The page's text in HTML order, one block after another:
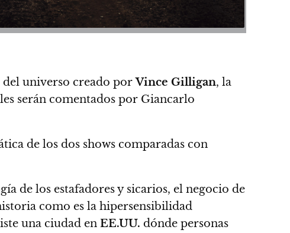
del universo creado porVince Gilligan, la
serán comentados por Giancarlo
de los dos shows comparadas con
de los estafadores y sicarios, el negocio de
como es la hipersensibilidad
una ciudad en EE.UU. dónde personas